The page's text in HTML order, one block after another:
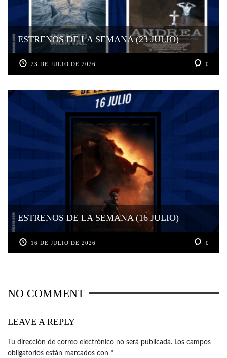
ESTRENOS DE LA SEMANA (23 JULIO)
23 DE JULIO DE 2026 0
ESTRENOS DE LA SEMANA (16 JULIO)
16 DE JULIO DE 2026 0
NO COMMENT
LEAVE A REPLY
Tu dirección de correo electrónico no será publicada. Los campos
obligatorios están marcados con *